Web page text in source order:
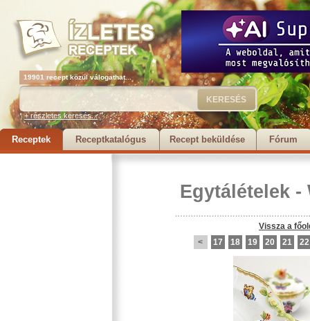
19901 recept közül válogathat...
+ részletes keresés...
Receptek Receptkatalógus Recept beküldése Fórum
Egytálételek -
Vissza a
<
17 18 19 20 21 22